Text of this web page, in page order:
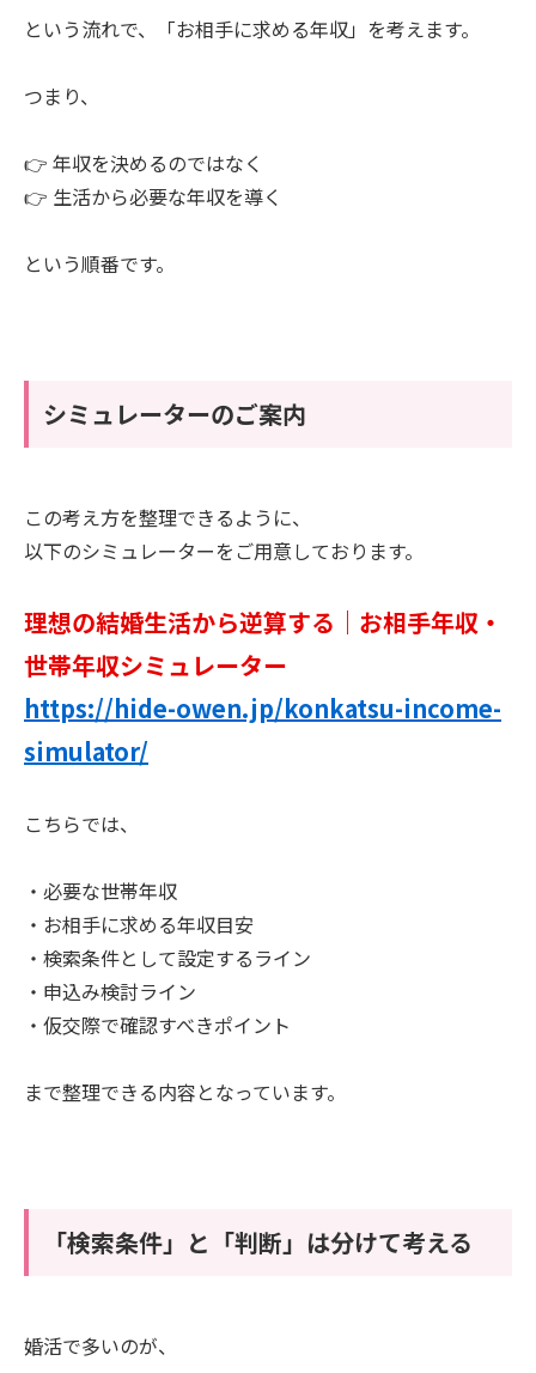
という流れで、「お相手に求める年収」を考えます。
つまり、
👉 年収を決めるのではなく
👉 生活から必要な年収を導く
という順番です。
シミュレーターのご案内
この考え方を整理できるように、
以下のシミュレーターをご用意しております。
理想の結婚生活から逆算する｜お相手年収・
世帯年収シミュレーター
https://hide-owen.jp/konkatsu-income-
simulator/
こちらでは、
・必要な世帯年収
・お相手に求める年収目安
・検索条件として設定するライン
・申込み検討ライン
・仮交際で確認すべきポイント
まで整理できる内容となっています。
「検索条件」と「判断」は分けて考える
婚活で多いのが、